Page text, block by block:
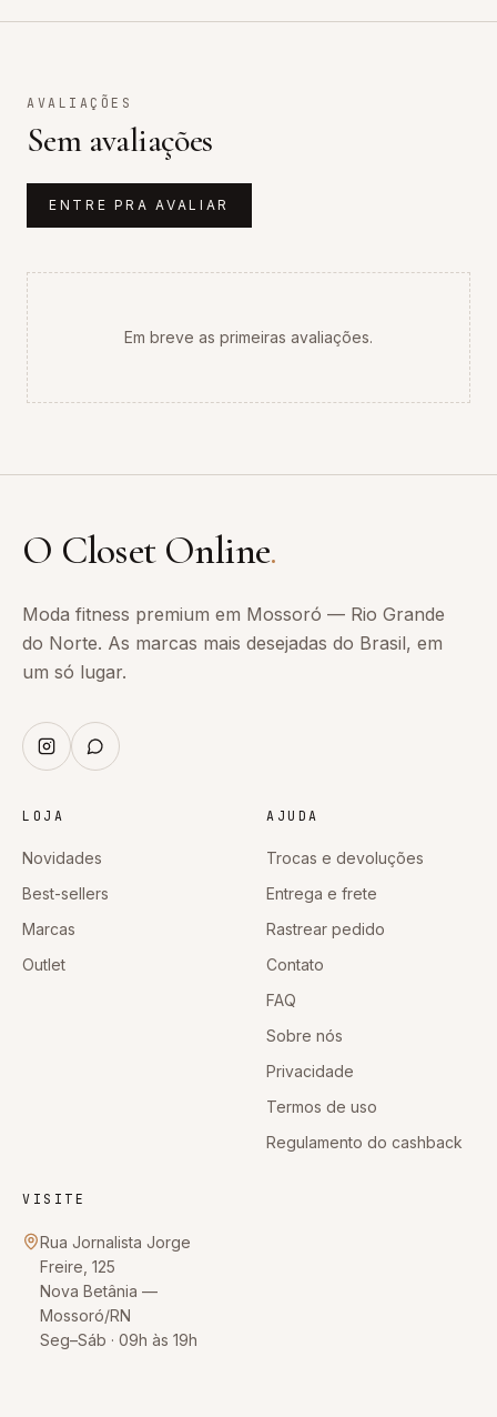
AVALIAÇÕES
Sem avaliações
ENTRE PRA AVALIAR
Em breve as primeiras avaliações.
O Closet Online.
Moda fitness premium em Mossoró — Rio Grande
do Norte. As marcas mais desejadas do Brasil, em
um só lugar.
LOJA
Novidades
Best-sellers
Marcas
Outlet
AJUDA
Trocas e devoluções
Entrega e frete
Rastrear pedido
Contato
FAQ
Sobre nós
Privacidade
Termos de uso
Regulamento do cashback
VISITE
Rua Jornalista Jorge
Freire, 125
Nova Betânia —
Mossoró/RN
Seg–Sáb · 09h às 19h